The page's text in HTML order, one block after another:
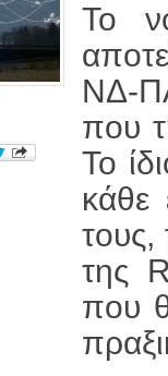
Το
ΝΔ-
που
Το
κάθε
της
που